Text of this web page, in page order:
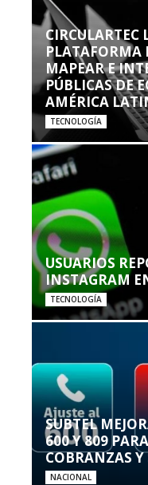
PLATAFORMA
MAPEAR E
PÚBLICAS DE
AMÉRICA
TECNOLOGÍA
USUARIOS
INSTAGRAM
TECNOLOGÍA
SUBTEL
600 Y 809
COBRANZAS
NACIONAL